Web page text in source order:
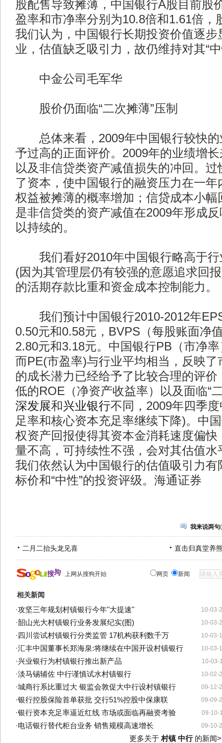
股配售导致摊薄，中国银行A股目前股
盈率和市净率分别为10.8倍和1.61倍，
我们认为，中国银行长期投资价值逐步
业，估值缺乏吸引力，故仍维持对其“
中金公司毛军华
股价仍面临“二次摊薄”压制
总体来看，2009年中国银行较快的
予过高的正面评价。2009年的业绩增
以及非信贷类资产减值损失的冲回。
了资本，使中国银行的融资压力在一
权益被摊薄的概率增加；信贷成本小幅
是非信贷类的资产减值在2009年形成
以持续的。
我们看好2010年中国银行略高于行
(因为其管理层仍有较强的意愿追求回
的活期存款比重和资金成本控制能力。
我们预计中国银行2010-2012年
0.50元和0.58元，BVPS（每股账面净
2.80元和3.18元。中国银行PB（市净
而PE(市盈率)与行业平均相当，反映了
的成长潜力已经给予了比较合理的评
低的ROE（净资产收益率）以及面临“
深发展和兴业银行不同，2009年四季
足率和核心资本充足率继续下降)。中
权资产回报使得其资本金消耗速度偏快
量不高，可持续性不强，会对其估值水
我们依然认为中国银行的估值吸引力有
标价和“中性”的投资评级。海通证券
我来说两句(
二月二抬头龙见喜 直击归真堂养
上网从搜狗开始 网页 新闻
相关新闻
10-03-
·攻坚三年规划村镇银行今年"大提速"
10-03-
·韶山光大村镇银行业务发展纪实(图)
10-03-
· 四川尝试村镇银行分类监管 17机构获利数千万
10-03-
·汇丰中国董事长郑海泉:将继续在中国开设村镇银行
10-03-
·兴业银行为村镇银行推出新产品
10-02-
·淡马锡辅佐 中行谨慎试水村镇银行
09-12-
·城商行系比重过大 银监会敦促大中行设村镇银行
09-09-
·银行控股保险首单获批 交行51%控股中保康联
09-10-
·银行资本充足率逼近红线 市场或面临再融资考验
09-10-
·电话银行替代柜台业务 销售规模高速增长
更多关于 村镇 中行的新闻